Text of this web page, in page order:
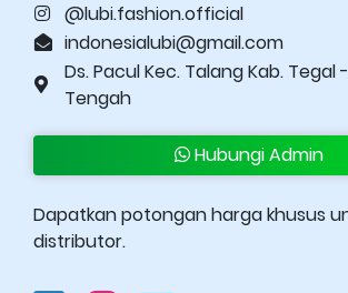
@lubi.fashion.official
indonesialubi@gmail.com
Ds. Pacul Kec. Talang Kab. Tegal
Tengah
Hubungi Admin
Dapatkan potongan harga khusus
distributor.